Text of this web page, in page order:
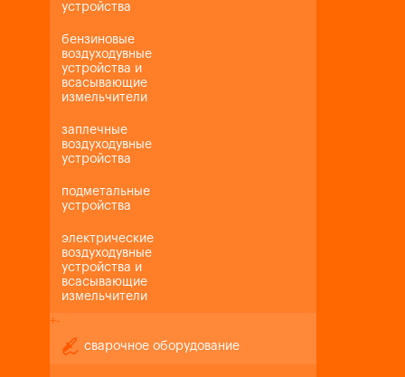
устройства
бензиновые
воздуходувные
устройства и
всасывающие
измельчители
заплечные
воздуходувные
устройства
подметальные
устройства
электрические
воздуходувные
устройства и
всасывающие
измельчители
+-
сварочное оборудование